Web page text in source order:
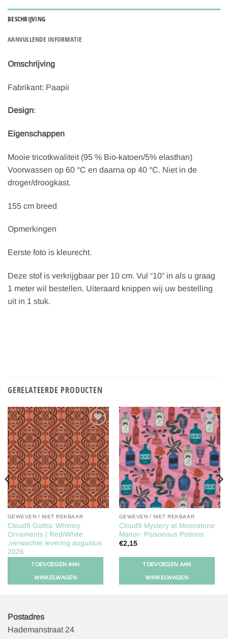
BESCHRIJVING
AANVULLENDE INFORMATIE
Omschrijving
Fabrikant: Paapii
Design:
Eigenschappen
Mooie tricotkwaliteit (95 % Bio-katoen/5% elasthan)
Voorwassen op 60 °C en daarna op 40 °C. Niet in de
droger/droogkast.
155 cm breed
Opmerkingen
Eerste foto is kleurecht.
Deze stof is verkrijgbaar per 10 cm. Vul “10” in als u graag
1 meter wil bestellen. Uiteraard knippen wij uw bestelling
uit in 1 stuk.
GERELATEERDE PRODUCTEN
Toevoegen
aan
verlanglijst
GEWEVEN / NIET REKBAAR
Cloud9 Gothic Whimsy
Ornaments | Red/White
,verwachte levering augustus
2026
TOEVOEGEN AAN
WINKELWAGEN
Toevoegen
aan
verlanglijst
GEWEVEN / NIET REKBAAR
Cloud9 Mystery at Moonstone
Manor- Poisonous Potions
€2,15
TOEVOEGEN AAN
WINKELWAGEN
Postadres
Hademanstraat 24